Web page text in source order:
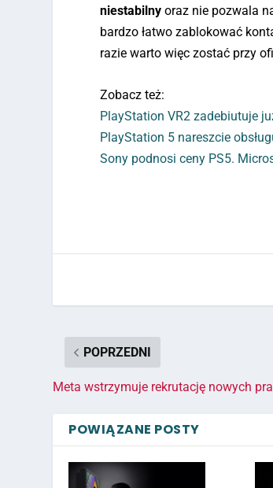
niestabilny oraz nie pozwala
bardzo łatwo zablokować
razie warto więc zostać przy
Zobacz też:
PlayStation VR2 zadebiutuje
PlayStation 5 nareszcie
Sony podnosi ceny PS5.
POPRZEDNI
Meta wstrzymuje rekrutację nowych
POWIĄZANE POSTY